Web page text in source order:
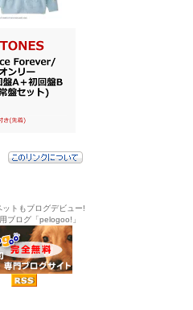
ットもブログデビュー!
ブログ「pelogoo!」